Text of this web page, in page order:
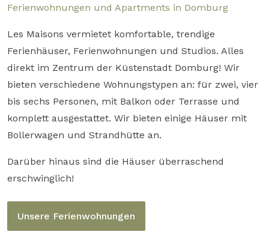
Ferienwohnungen und Apartments in Domburg
Les Maisons vermietet komfortable, trendige
Ferienhäuser, Ferienwohnungen und Studios. Alles
direkt im Zentrum der Küstenstadt Domburg! Wir
bieten verschiedene Wohnungstypen an: für zwei, vier
bis sechs Personen, mit Balkon oder Terrasse und
komplett ausgestattet. Wir bieten einige Häuser mit
Bollerwagen und Strandhütte an.
Darüber hinaus sind die Häuser überraschend
erschwinglich!
Unsere Ferienwohnungen